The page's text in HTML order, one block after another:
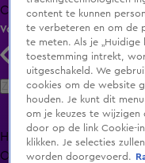
ClipsFilmsRadioSmart
Volg KIJK
Zoeken
HomeUitzending Gemist
Oranjezomer
content te kunnen
te verbeteren en om de
te meten. Als je „Huidige
toestemming intrekt,
uitgeschakeld. We
cookies om de website
houden. Je kunt dit
om je keuzes te
door op de link Cookie-
klikken. Je selecties
worden doorgevoerd.